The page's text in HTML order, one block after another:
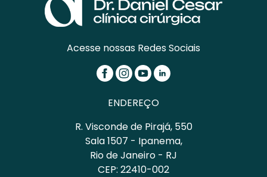
Acesse nossas Redes Sociais
ENDEREÇO
R. Visconde de Pirajá, 550
Sala 1507 - Ipanema,
Rio de Janeiro - RJ
CEP: 22410-002